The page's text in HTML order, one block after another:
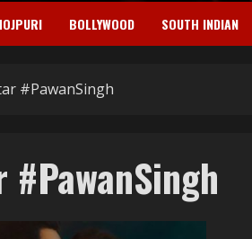
BOLLYWOOD SOUTH INDIAN
#PawanSingh